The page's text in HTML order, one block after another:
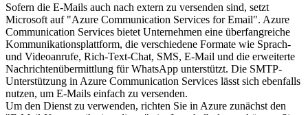
Sofern die E-Mails auch nach extern zu versenden sind, setzt
Microsoft auf "Azure Communication Services for Email". Azure
Communication Services bietet Unternehmen eine überfangreiche
Kommunikationsplattform, die verschiedene Formate wie Sprach-
und Videoanrufe, Rich-Text-Chat, SMS, E-Mail und die erweiterte
Nachrichtenübermittlung für WhatsApp unterstützt. Die SMTP-
Unterstützung in Azure Communication Services lässt sich ebenfalls
nutzen, um E-Mails einfach zu versenden.
Um den Dienst zu verwenden, richten Sie in Azure zunächst den